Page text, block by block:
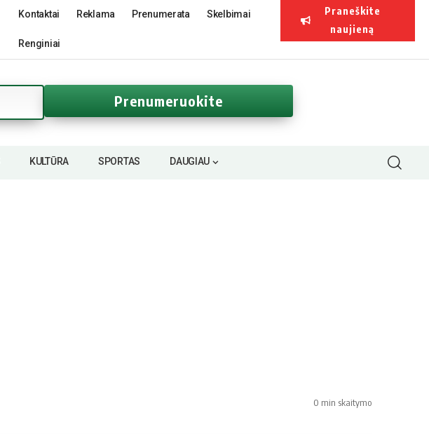
Kontaktai Reklama Prenumerata Skelbimai
Renginiai
Praneškite
naujieną
Prenumeruokite
KULTŪRA SPORTAS DAUGIAU
0 min skaitymo